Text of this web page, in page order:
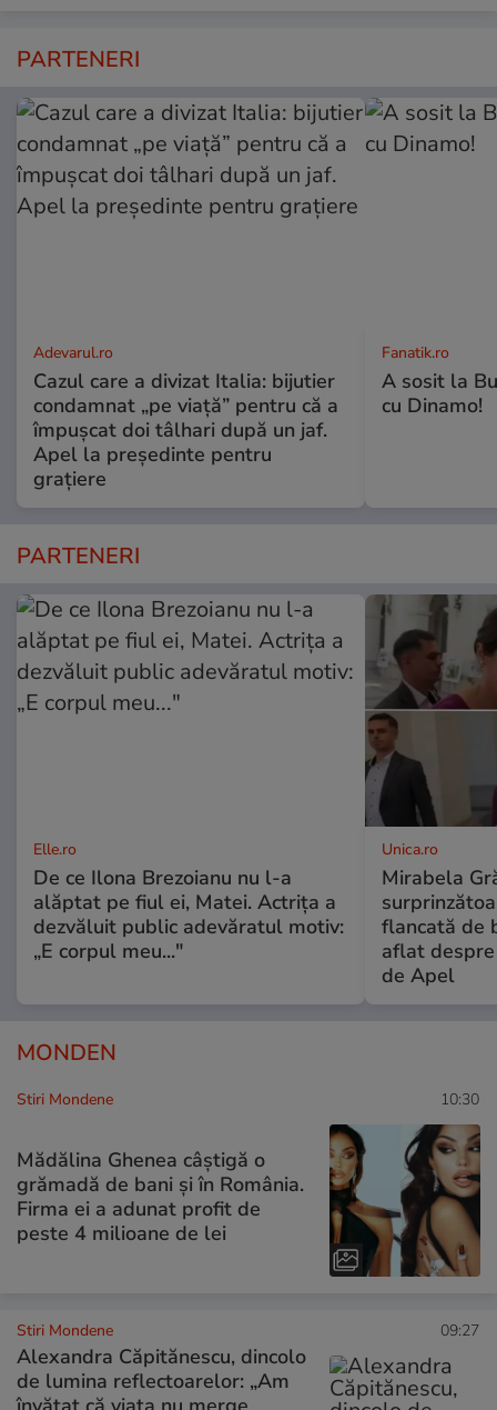
PARTENERI
Adevarul.ro
Cazul care a divizat Italia: bijutier
condamnat „pe viață” pentru că a
împușcat doi tâlhari după un jaf.
Apel la președinte pentru
graţiere
Fanatik.ro
A sosit la
cu Dinamo!
PARTENERI
Elle.ro
De ce Ilona Brezoianu nu l-a
alăptat pe fiul ei, Matei. Actrița a
dezvăluit public adevăratul motiv:
„E corpul meu..."
Unica.ro
Mirabela
flancată de
aflat
de Apel
MONDEN
Stiri Mondene 10:30
Mădălina Ghenea câștigă o
grămadă de bani și în România.
Firma ei a adunat profit de
peste 4 milioane de lei
Stiri Mondene 09:27
Alexandra Căpitănescu, dincolo
de lumina reflectoarelor: „Am